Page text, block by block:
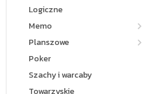
Logiczne
Memo
Planszowe
Poker
Szachy i warcaby
Towarzyskie